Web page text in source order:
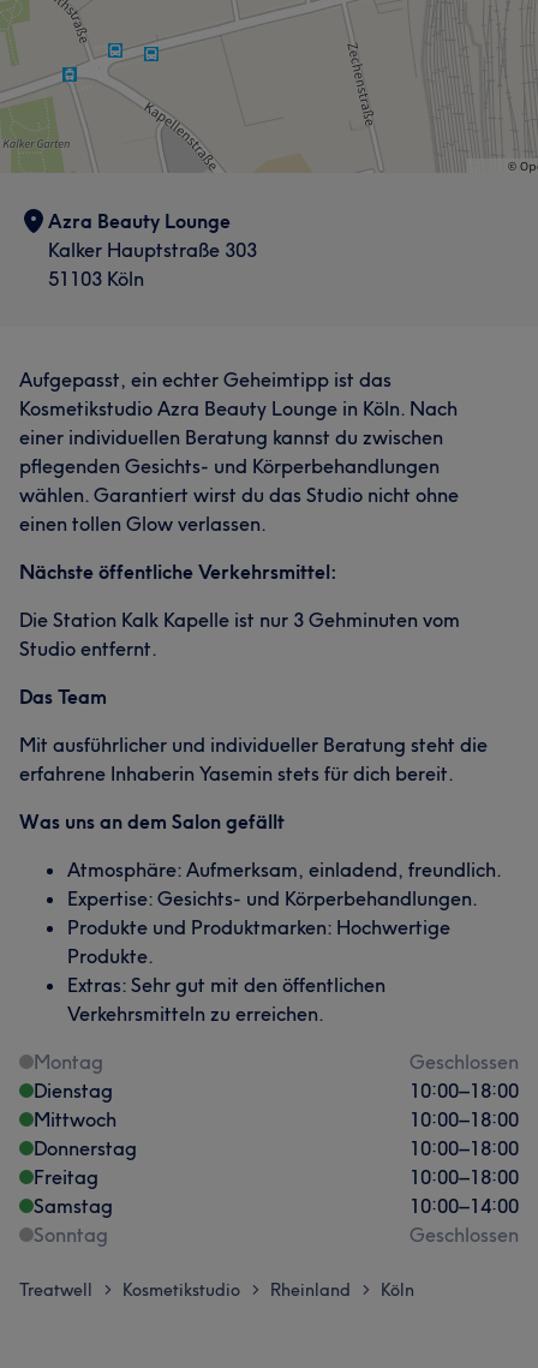
Azra Beauty Lounge
Kalker Hauptstraße 303
51103 Köln
Aufgepasst, ein echter Geheimtipp ist das
Kosmetikstudio Azra Beauty Lounge in Köln. Nach
einer individuellen Beratung kannst du zwischen
pflegenden Gesichts- und Körperbehandlungen
wählen. Garantiert wirst du das Studio nicht ohne
einen tollen Glow verlassen.
Nächste öffentliche Verkehrsmittel:
Die Station Kalk Kapelle ist nur 3 Gehminuten vom
Studio entfernt.
Das Team
Mit ausführlicher und individueller Beratung steht die
erfahrene Inhaberin Yasemin stets für dich bereit.
Was uns an dem Salon gefällt
Atmosphäre: Aufmerksam, einladend, freundlich.
Expertise: Gesichts- und Körperbehandlungen.
Produkte und Produktmarken: Hochwertige
Produkte.
Extras: Sehr gut mit den öffentlichen
Verkehrsmitteln zu erreichen.
Montag
Geschlossen
Dienstag
10:00–18:00
Mittwoch
10:00–18:00
Donnerstag
10:00–18:00
Freitag
10:00–18:00
Samstag
10:00–14:00
Sonntag
Geschlossen
Treatwell > Kosmetikstudio > Rheinland > Köln